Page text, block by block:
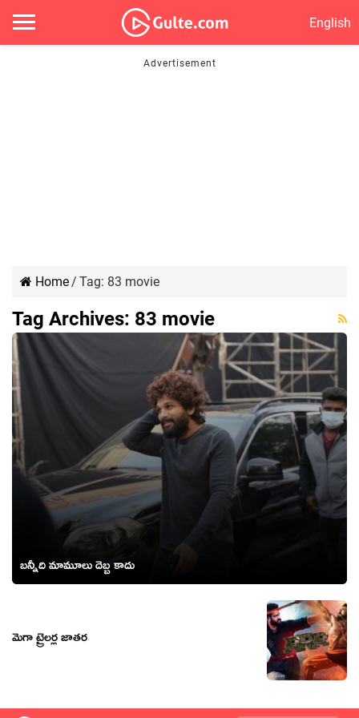
English
Home/ Tag: 83 movie
Tag Archives: 83 movie
బన్నీది మామూలు దెబ్బ కాదు
మెగా ట్రైల‌ర్ల జాత‌ర‌